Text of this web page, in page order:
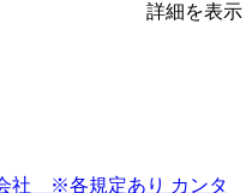
詳細を表示